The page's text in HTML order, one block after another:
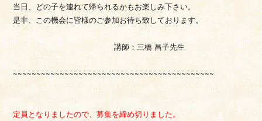
当日、どの子を連れて帰られるかもお楽しみ下さい。
是非、この機会に皆様のご参加お待ち致しております。
講師：三橋 昌子先生
~~~~~~~~~~~~~~~~~~~~~~~~~~~~~~~~~~~~~~~~~~~
定員となりましたので、募集を締め切りました。